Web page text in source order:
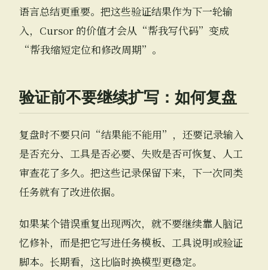
语言总结更重要。把这些验证结果作为下一轮输
入，Cursor 的价值才会从“帮我写代码”变成
“帮我缩短定位和修改周期”。
验证前不要继续扩写：如何复盘
复盘时不要只问“结果能不能用”，还要记录输入
是否充分、工具是否必要、失败是否可恢复、人工
审查花了多久。把这些记录保留下来，下一次同类
任务就有了改进依据。
如果某个错误重复出现两次，就不要继续靠人脑记
忆修补，而是把它写进任务模板、工具说明或验证
脚本。长期看，这比临时换模型更稳定。